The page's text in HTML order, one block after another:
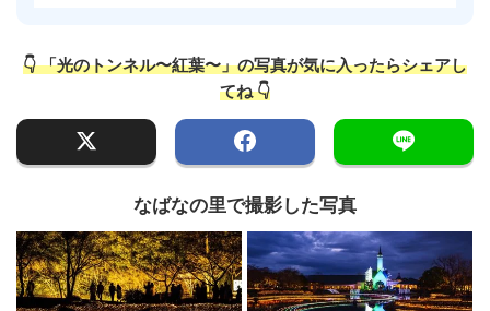
👇 「光のトンネル〜紅葉〜」の写真が気に入ったらシェアし
てね 👇
なばなの里で撮影した写真